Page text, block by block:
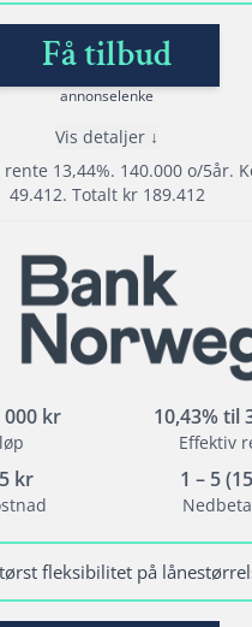
Ja, men krever sikkerhet
1-5 år (1- 20 år for
0 - 1990 kr
40 kr
Finans →
Få tilbud
annonselenke
rente 13,44%. 140.000 o/5år.
49.412. Totalt kr 189.412
Vis detaljer
tilbud fra opptil 21 banker.
på søknaden
- 70 år
000 kr 10,43% til
Effektiv
kr 1 – 5
fleksibilitet på